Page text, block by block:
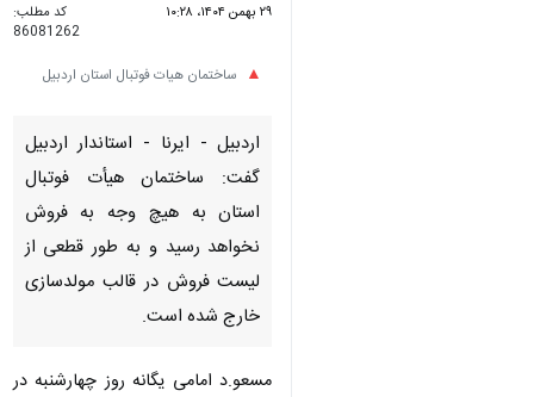
۲۹ بهمن ۱۴۰۴، ۱۰:۲۸
کد مطلب:
86081262
ساختمان هیات فوتبال استان اردبیل
اردبیل - ایرنا - استاندار اردبیل
گفت: ساختمان هیأت فوتبال
استان به هیچ وجه به فروش
نخواهد رسید و به طور قطعی از
لیست فروش در قالب مولدسازی
خارج شده است.
مسعو.د امامی یگانه روز چهارشنبه در